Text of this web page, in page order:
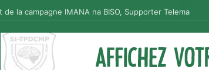
la campagne IMANA na BISO, Supporter Telema